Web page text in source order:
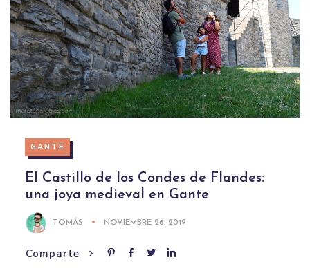
GANTE
El Castillo de los Condes de Flandes:
una joya medieval en Gante
TOMÁS NOVIEMBRE 26, 2019
Comparte